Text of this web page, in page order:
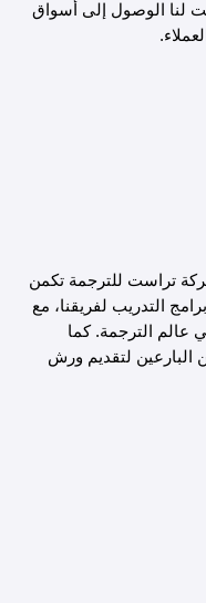
لنا الوصول إلى أسواق
شركة تراست للترجمة تكمن
التدريب لفريقنا، مع
عالم الترجمة. كما
البارعين لتقديم ورش